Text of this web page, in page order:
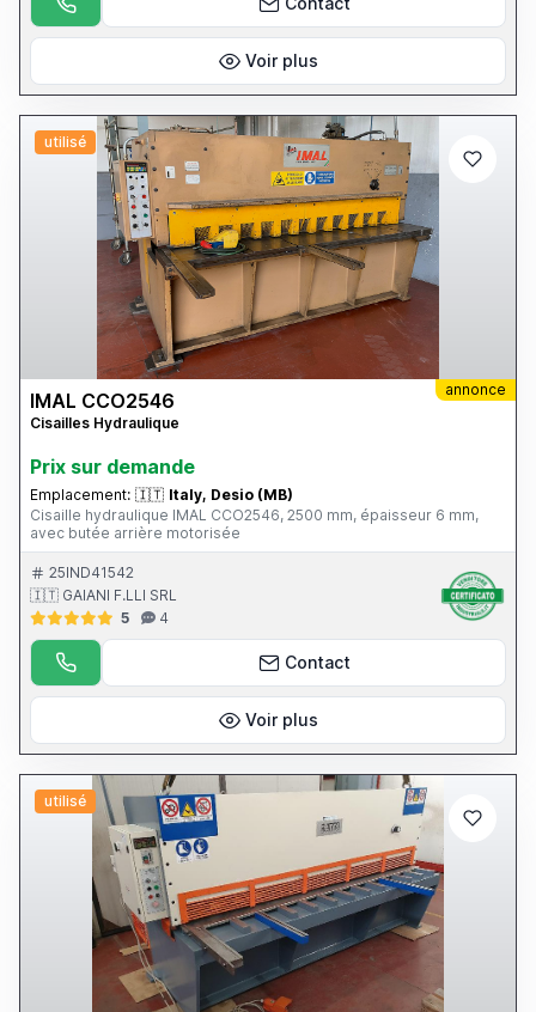
Voir plus
utilisé
annonce
IMAL CCO2546
Cisailles Hydraulique
Prix ​​sur demande
Emplacement: 🇮🇹 Italy, Desio (MB)
Cisaille hydraulique IMAL CCO2546, 2500 mm, épaisseur 6 mm,
avec butée arrière motorisée
25IND41542
🇮🇹 GAIANI F.LLI SRL
5
4
Contact
Voir plus
utilisé